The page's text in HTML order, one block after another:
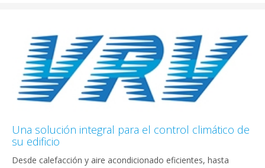
Una solución integral para el control climático de
su edificio
Desde calefacción y aire acondicionado eficientes, hasta